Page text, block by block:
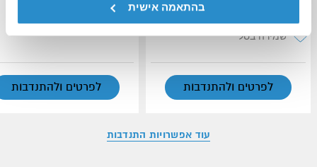
בהתאמה אישית
שמירה בסל
לפרטים ולהתנדבות
שמירה בסל
לפרטים ולהתנדבות
עוד אפשרויות התנדבות